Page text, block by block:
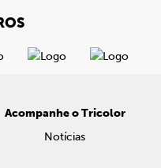
Acompanhe o Tricolor
Notícias